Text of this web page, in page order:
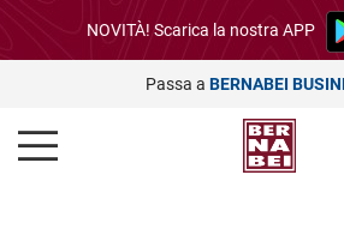
NOVITÀ! Scarica la nostra APP
Passa a BERNABEI